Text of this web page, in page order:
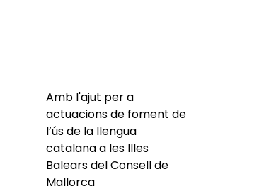
Amb l'ajut per a
actuacions de foment de
l’ús de la llengua
catalana a les Illes
Balears del Consell de
Mallorca